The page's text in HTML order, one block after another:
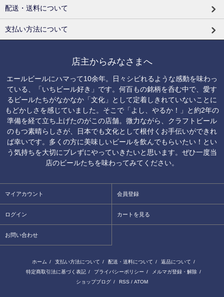
配送・送料について
支払い方法について
店主からみなさまへ
エールビールにハマって10余年。日々シビれるような感動を味わっ
ている、「いちビール好き」です。何百もの銘柄を呑む中で、愛す
るビールたちがなかなか「文化」として定着しきれていないことに
もどかしさを感じていました。そこで「よし、やるか！」と約2年の
準備を経て立ち上げたのがこの店舗。微力ながら、クラフトビール
のもつ素晴らしさが、日本でも文化として根付くお手伝いができれ
ば幸いです。多くの方に美味しいビールを飲んでもらいたい！とい
う気持ちを大切にブレずにやっていきたいと思います。ぜひ一度当
店のビールたちを味わってみてください。
マイアカウント 会員登録
ログイン カートを見る
お問い合わせ
ホーム / 支払い方法について / 配送・送料について / 返品について /
特定商取引法に基づく表記 / プライバシーポリシー / メルマガ登録・解除 /
ショップブログ / RSS / ATOM